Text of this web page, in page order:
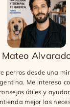
Mateo
perros desde una
Me interesa
útiles y
mejor las